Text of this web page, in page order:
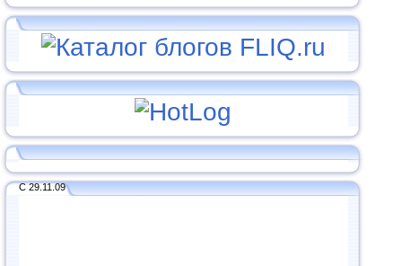
С 29.11.09